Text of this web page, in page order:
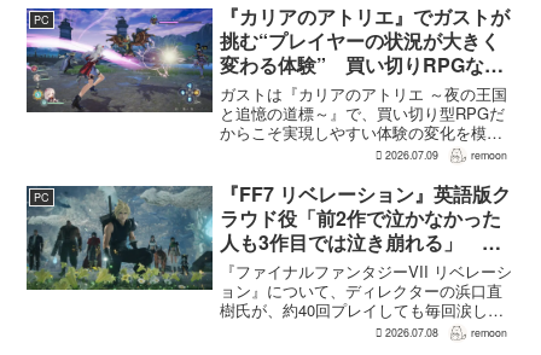
PC
『カリアのアトリエ』でガストが
挑む“プレイヤーの状況が大きく
変わる体験” 買い切りRPGなら
ではの変化とは
ガストは『カリアのアトリエ ～夜の王国
と追憶の道標～』で、買い切り型RPGだ
からこそ実現しやすい体験の変化を模索
している。大型の運営型ゲームが継続的
かで、同社はキャラクターやビジュアル
の魅力だけでなく、ゲ...
2026.07.09 remoon
PC
『FF7 リベレーション』英語版ク
ラウド役「前2作で泣かなかった
人も3作目では泣き崩れる」 浜
口Dも約40回泣いたクラウドの重
要場面に言及
『ファイナルファンタジーVII リベレーシ
ョン』について、ディレクターの浜口直
樹氏が、約40回プレイしても毎回涙した
というクラウドの重要な場面について語
2026.07.08 remoon